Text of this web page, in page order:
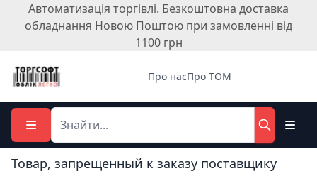
Автоматизація торгівлі. Безкоштовна доставка
обладнання Новою Поштою при замовленні від
1100 грн
Про насПро ТОМ
Товар, запрещенный к заказу поставщику